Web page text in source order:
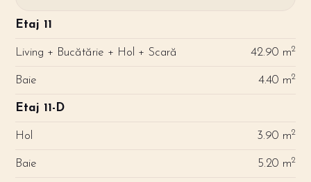
Etaj 11
Living + Bucătărie + Hol + Scară 42.90 m2
Baie 4.40 m2
Etaj 11-D
Hol 3.90 m2
Baie 5.20 m2